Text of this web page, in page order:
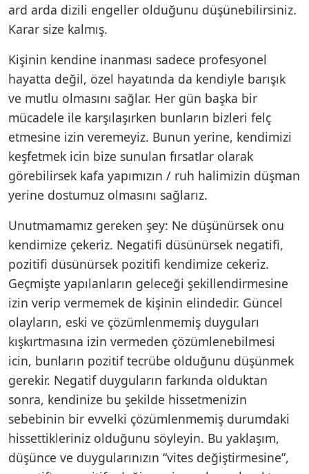
ard arda dizili engeller olduğunu düşünebilirsiniz.
Karar size kalmış.
Kişinin kendine inanması sadece profesyonel
hayatta değil, özel hayatında da kendiyle barışık
ve mutlu olmasını sağlar. Her gün başka bir
mücadele ile karşılaşırken bunların bizleri felç
etmesine izin veremeyiz. Bunun yerine, kendimizi
keşfetmek icin bize sunulan fırsatlar olarak
görebilirsek kafa yapımızın / ruh halimizin düşman
yerine dostumuz olmasını sağlarız.
Unutmamamız gereken şey: Ne düşünürsek onu
kendimize çekeriz. Negatifi düsünürsek negatifi,
pozitifi düsünürsek pozitifi kendimize cekeriz.
Geçmişte yapılanların geleceği şekillendirmesine
izin verip vermemek de kişinin elindedir. Güncel
olayların, eski ve çözümlenmemiş duyguları
kışkırtmasına izin vermeden çözümlenebilmesi
icin, bunların pozitif tecrübe olduğunu düşünmek
gerekir. Negatif duyguların farkında olduktan
sonra, kendinize bu şekilde hissetmenizin
sebebinin bir evvelki çözümlenmemiş durumdaki
hissettikleriniz olduğunu söyleyin. Bu yaklaşım,
düşünce ve duygularınızın “vites değiştirmesine”,